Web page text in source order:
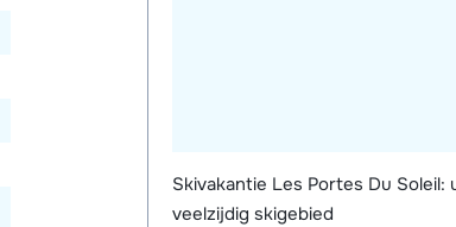
Skivakantie Les Portes Du
veelzijdig skigebied